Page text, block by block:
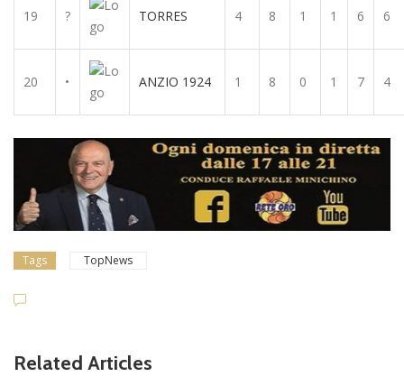
19 ? TORRES 4 8 1 1 6 6
20 • ANZIO 1924 1 8 0 1 7 4
Tags TopNews
Related Articles